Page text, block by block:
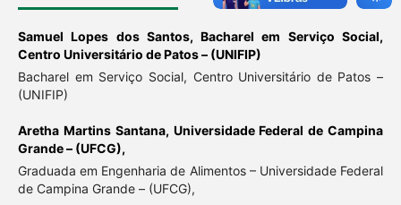
Samuel Lopes dos Santos,Bacharel em Serviço Social,
Centro Universitário de Patos – (UNIFIP)
Bacharel em Serviço Social, Centro Universitário de Patos –
(UNIFIP)
Aretha Martins Santana, Universidade Federal de Campina
Grande – (UFCG),
Graduada em Engenharia de Alimentos – Universidade Federal
de Campina Grande – (UFCG),